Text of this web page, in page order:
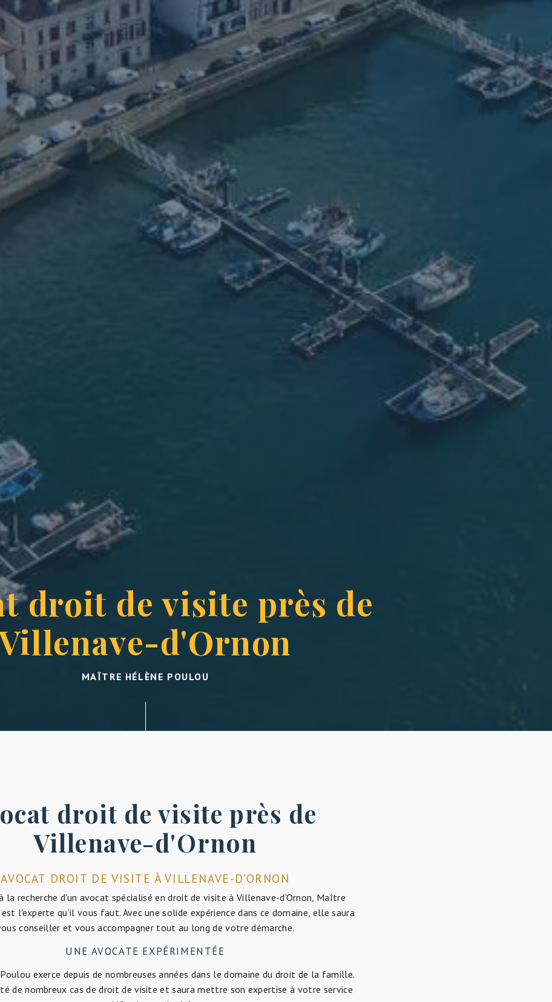
droit de visite près de
d'Ornon
MAÎTRE HÉLÈNE POULOU
droit de visite près de
Villenave-d'Ornon
AVOCAT DROIT DE VISITE À VILLENAVE-D'ORNON
la recherche d'un avocat spécialisé en droit de visite à Villenave-d'Ornon, Maître
l'experte qu'il vous faut. Avec une solide expérience dans ce domaine, elle saura
conseiller et vous accompagner tout au long de votre démarche.
UNE AVOCATE EXPÉRIMENTÉE
exerce depuis de nombreuses années dans le domaine du droit de la famille.
de nombreux cas de droit de visite et saura mettre son expertise à votre service